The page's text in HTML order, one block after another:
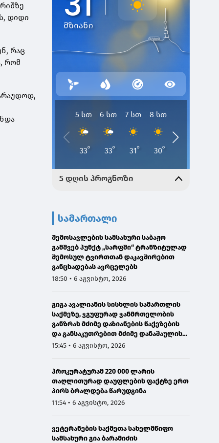
დიდი
რაც
რომ
სამართალი
შემოსავლების სამსახური საბაჟო
გამშვებ პუნქტ „სარფში“ ტრანზიტულად
შემოსულ ტვირთთან დაკავშირებით
განცხადებას ავრცელებს
18:50 • 6 აგვისტო, 2026
გიგა ავალიანის სისხლის სამართლის
საქმეზე, ჯგუფურად ჯანმრთელობის
განზრახ მძიმე დაზიანების წაქეზების
და განსაკუთრებით მძიმე დანაშაულის
შეუტყობინებლობის ფაქტებზე ორ პირს
15:45 • 6 აგვისტო, 2026
პროკურატურამ 220 000 ლარის
თაღლითურად დაუფლების ფაქტზე ერთ
პირს ბრალდება წარუდგინა
11:54 • 6 აგვისტო, 2026
ვეტერანების საქმეთა სახელმწიფო
სამსახური გია ბარამიძის